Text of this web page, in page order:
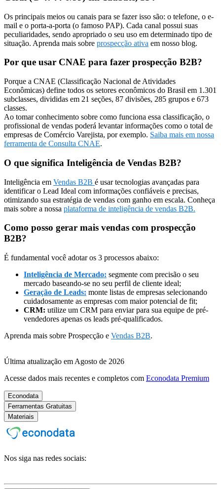
Os principais meios ou canais para se fazer isso são: o telefone, o e-
mail e o porta-a-porta (o famoso PAP). Cada canal possui suas
peculiaridades, sendo apropriado o seu uso em determinado tipo de
situação. Aprenda mais sobre prospecção ativa em nosso blog.
Por que usar CNAE para fazer prospecção B2B?
Porque a CNAE (Classificação Nacional de Atividades
Econômicas) define todos os setores econômicos do Brasil em 1.301
subclasses, divididas em 21 seções, 87 divisões, 285 grupos e 673
classes.
Ao tomar conhecimento sobre como funciona essa classificação, o
profissional de vendas poderá levantar informações como o total de
empresas de Comércio Varejista, por exemplo. Saiba mais em nossa
ferramenta de Consulta CNAE.
O que significa Inteligência de Vendas B2B?
Inteligência em Vendas B2B é usar tecnologias avançadas para
identificar o Lead Ideal com informações confiáveis e precisas,
otimizando sua estratégia de vendas com ganho em escala. Conheça
mais sobre a nossa plataforma de inteligência de vendas B2B.
Como posso gerar mais vendas com prospecção
B2B?
É fundamental você adotar os 3 processos abaixo:
Inteligência de Mercado: segmente com precisão o seu
mercado baseando-se no seu perfil de cliente ideal;
Geração de Leads: monte listas de empresas selecionando
cuidadosamente as empresas com maior potencial de fit;
CRM: utilize um CRM para enviar para sua equipe de pré-
vendedores apenas os leads pré-qualificados.
Aprenda mais sobre Prospecção e Vendas B2B.
Última atualização em Agosto de 2026
Acesse dados mais recentes e completos com Econodata Premium
Econodata
Ferramentas Gratuitas
Materiais
Nos siga nas redes sociais: